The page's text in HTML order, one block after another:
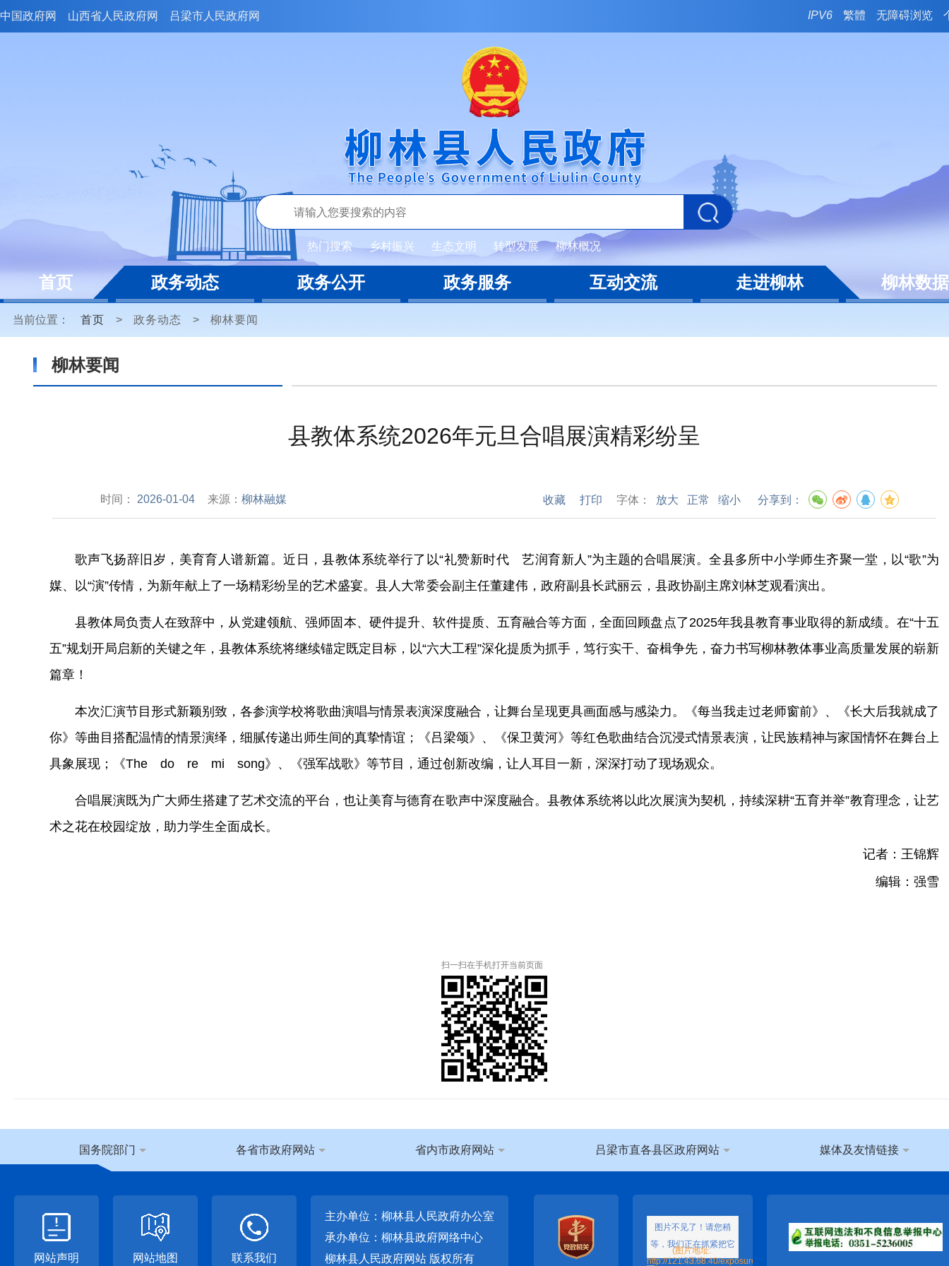
中国政府网 山西省人民政府网 吕梁市人民政府网 IPV6 繁體 无障碍浏览
热门搜索 乡村振兴 生态文明 转型发展 柳林概况
首页 政务动态 政务公开 政务服务 互动交流 走进柳林 柳林数据
当前位置： 首页 > 政务动态 > 柳林要闻
柳林要闻
县教体系统2026年元旦合唱展演精彩纷呈
时间： 2026-01-04 来源：柳林融媒 收藏 打印 字体： 放大 正常 缩小 分享到：
歌声飞扬辞旧岁，美育育人谱新篇。近日 ，县教体系统举行了以“礼赞新时代 艺润育新人”为主题的合唱展演。全县多所中小学师生齐聚一堂，以“歌”为
媒、以“演”传情，为新年献上了一场精彩纷呈的艺术盛宴。 县人大常委会副主任董建伟，政府副县长武丽云，县政协副主席刘林芝观看演出。
县教体局负责人在致辞中，从党建领航、强师固本、硬件提升、软件提质、五育融合等方面，全面回顾盘点了2025年我县教育事业取得的新成绩。在“十五
五”规划开局启新的关键之年，县教体系统将继续锚定既定目标，以“六大工程”深化提质为抓手，笃行实干、奋楫争先，奋力书写柳林教体事业高质量发展的崭新
篇章！
本次汇演节目形式新颖别致，各参演学校将歌曲演唱与情景表演深度融合，让舞台呈现更具画面感与感染力。《每当我走过老师窗前》 、
《长大后我就成了
你》等曲目搭配温情的情景演绎，细腻传递出师生间的真挚情谊；《吕梁颂》 、
《保卫黄河》等红色歌曲结合沉浸式情景表演，让民族精神与家国情怀在舞台上
具象展现；《The do re mi song》、《强军战歌》等节目，通过创新改编 ， 让人耳目一新， 深深打动了现场观众。
合唱展演既为 广大师生搭建了艺术交流的平台，也让美育与德育在歌声中深度融合。县教体系统将以此次 展演为契机，持续深耕“五育并举”教育理念，让艺
术之花在校园绽放，助力学生全面成长。
记者：王锦辉
编辑：强雪
扫一扫在手机打开当前页面
国务院部门 各省市政府网站 省内市政府网站 吕梁市直各县区政府网站 媒体及友情链接
网站声明 网站地图 联系我们
主办单位：柳林县人民政府办公室
承办单位：柳林县政府网络中心
柳林县人民政府网站 版权所有